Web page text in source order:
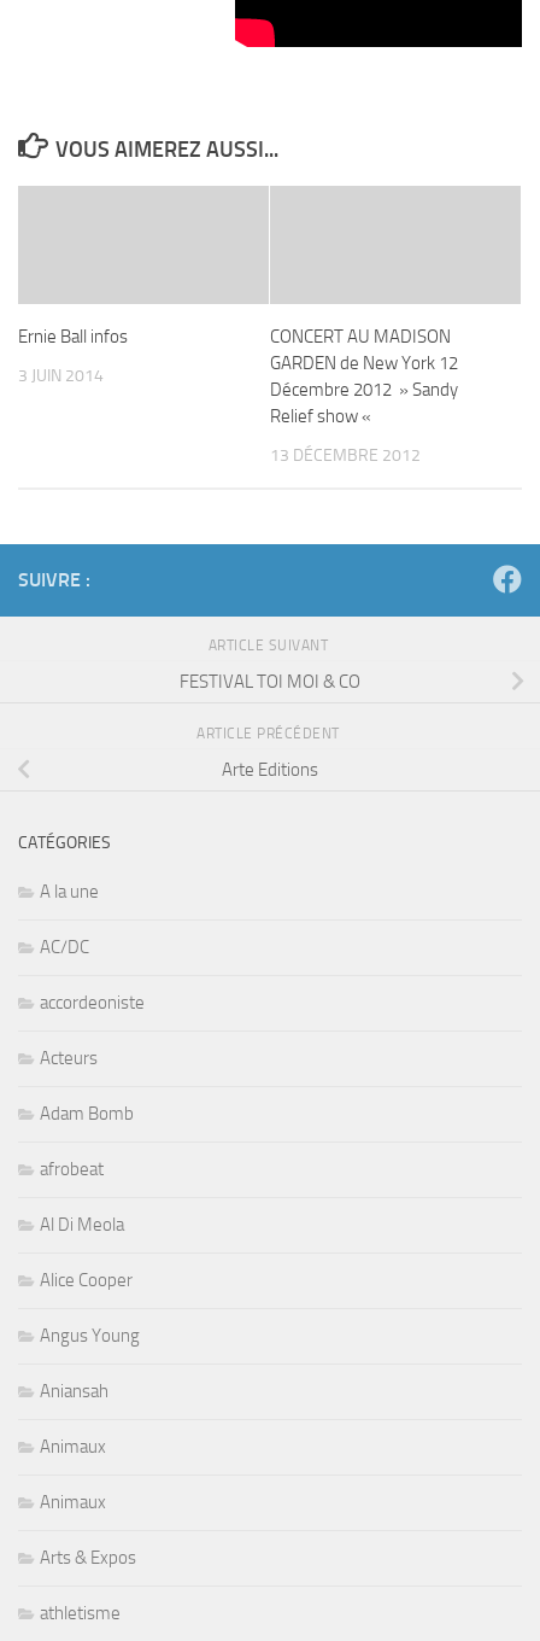
VOUS AIMEREZ AUSSI...
Ernie Ball infos
3 JUIN 2014
CONCERT AU MADISON
GARDEN de New York 12
Décembre 2012 » Sandy
Relief show «
13 DÉCEMBRE 2012
SUIVRE :
ARTICLE SUIVANT
FESTIVAL TOI MOI & CO
ARTICLE PRÉCÉDENT
Arte Editions
CATÉGORIES
A la une
AC/DC
accordeoniste
Acteurs
Adam Bomb
afrobeat
Al Di Meola
Alice Cooper
Angus Young
Aniansah
Animaux
Animaux
Arts & Expos
athletisme